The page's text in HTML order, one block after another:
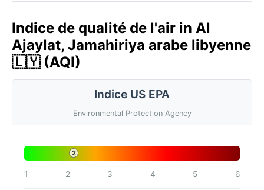
Indice de qualité de l'air in Al
Ajaylat, Jamahiriya arabe libyenne
🇱🇾 (AQI)
Indice US EPA
Environmental Protection Agency
2
1 2 3 4 5 6